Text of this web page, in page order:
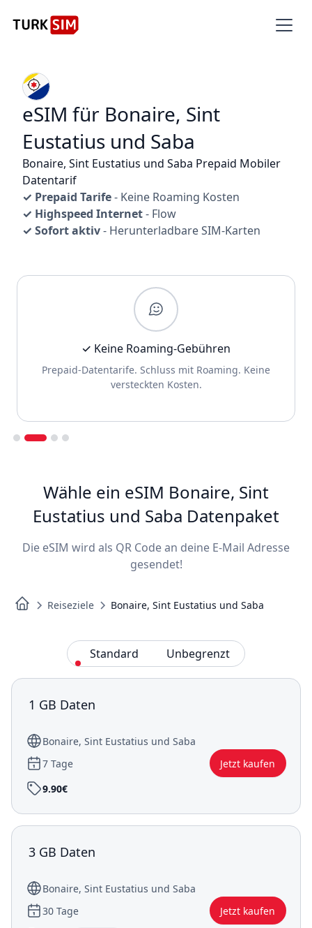
eSIM für Bonaire, Sint
Eustatius und Saba
Bonaire, Sint Eustatius und Saba Prepaid Mobiler
Datentarif
✓ Prepaid Tarife- Keine Roaming Kosten
✓ Highspeed Internet- Flow
✓ Sofort aktiv- Herunterladbare SIM-Karten
✓ Keine Roaming-Gebühren
Prepaid-Datentarife. Schluss mit Roaming. Keine
versteckten Kosten.
Wähle ein eSIM Bonaire, Sint
Eustatius und Saba Datenpaket
Die eSIM wird als QR Code an deine E-Mail Adresse
gesendet!
Reiseziele Bonaire, Sint Eustatius und Saba
Standard Unbegrenzt
1 GB Daten
Bonaire, Sint Eustatius und Saba
7 Tage
Jetzt kaufen
9.90€
3 GB Daten
Bonaire, Sint Eustatius und Saba
30 Tage
Jetzt kaufen